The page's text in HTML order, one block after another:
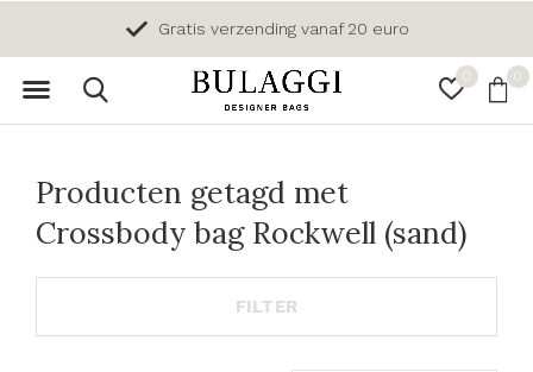
0 0
Gratis verzending vanaf 20 euro
Producten getagd met
Crossbody bag Rockwell (sand)
FILTER